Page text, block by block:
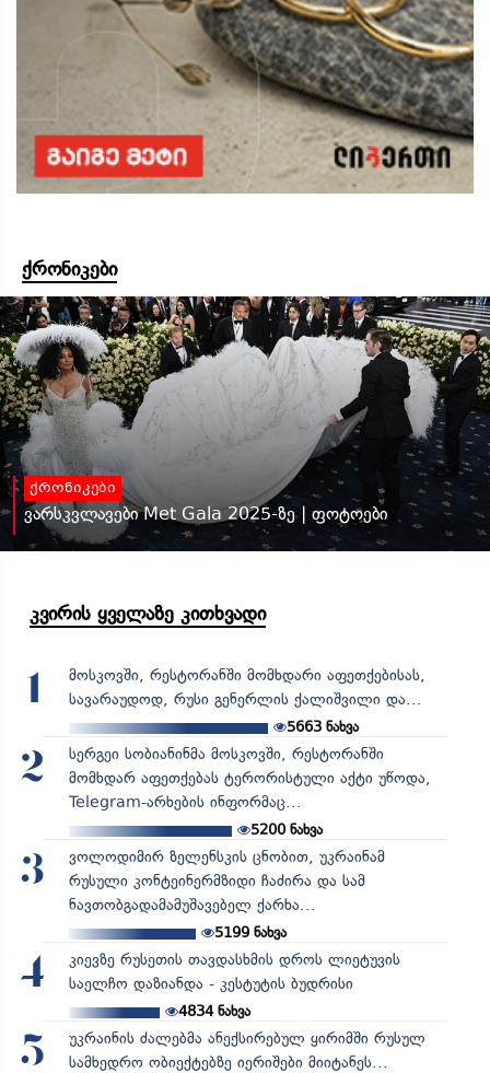
ქრონიკები
ქრონიკები
ვარსკვლავები Met Gala 2025-ზე | ფოტოები
კვირის ყველაზე კითხვადი
1
მოსკოვში, რესტორანში მომხდარი აფეთქებისას,
სავარაუდოდ, რუსი გენერლის ქალიშვილი და...
5663 ნახვა
2
სერგეი სობიანინმა მოსკოვში, რესტორანში
მომხდარ აფეთქებას ტერორისტული აქტი უწოდა,
Telegram-არხების ინფორმაც...
5200ნახვა
3
ვოლოდიმირ ზელენსკის ცნობით, უკრაინამ
რუსული კონტეინერმზიდი ჩაძირა და სამ
ნავთობგადამამუშავებელ ქარხა...
5199ნახვა
4
კიევზე რუსეთის თავდასხმის დროს ლიეტუვის
საელჩო დაზიანდა - კესტუტის ბუდრისი
4834ნახვა
5
უკრაინის ძალებმა ანექსირებულ ყირიმში რუსულ
სამხედრო ობიექტებზე იერიშები მიიტანეს...